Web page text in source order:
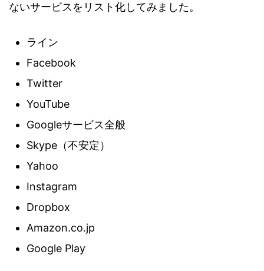
ないサービスをリスト化してみました。
ライン
Facebook
Twitter
YouTube
Googleサービス全般
Skype（不安定）
Yahoo
Instagram
Dropbox
Amazon.co.jp
Google Play